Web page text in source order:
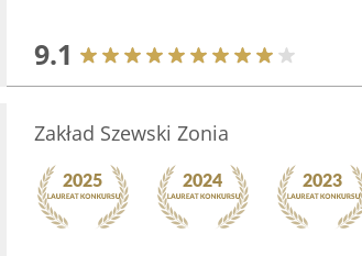
9.1
Zakład Szewski Zonia